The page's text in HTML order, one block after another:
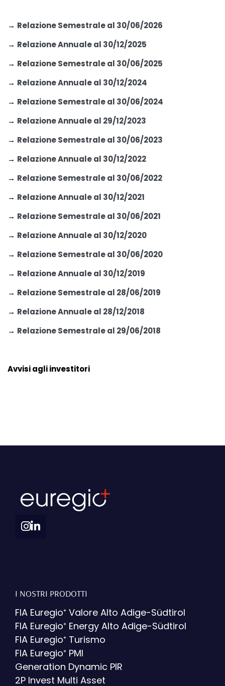
→ Relazione Semestrale al 30/06/2026
→ Relazione Annuale al 30/12/2025
→ Relazione Semestrale al 30/06/2025
→ Relazione Annuale al 30/12/2024
→ Relazione Semestrale al 30/06/2024
→ Relazione Annuale al 29/12/2023
→ Relazione Semestrale al 30/06/2023
→ Relazione Annuale al 30/12/2022
→ Relazione Semestrale al 30/06/2022
→ Relazione Annuale al 30/12/2021
→ Relazione Semestrale al 30/06/2021
→ Relazione Annuale al 30/12/2020
→ Relazione Semestrale al 30/06/2020
→ Relazione Annuale al 30/12/2019
→ Relazione Semestrale al 28/06/2019
→ Relazione Annuale al 28/12/2018
→ Relazione Semestrale al 29/06/2018
Avvisi agli investitori
I NOSTRI PRODOTTI
FIA Euregio⁺ Valore Alto Adige-Südtirol
FIA Euregio⁺ Energy Alto Adige-Südtirol
FIA Euregio⁺ Turismo
FIA Euregio⁺ PMI
Generation Dynamic PIR
2P Invest Multi Asset